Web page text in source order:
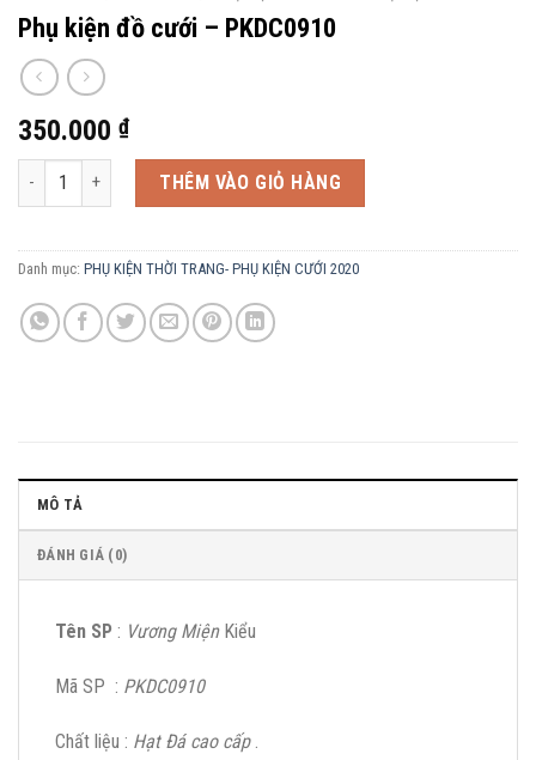
Phụ kiện đồ cưới – PKDC0910
350.000 ₫
Phụ kiện đồ cưới - PKDC0910 số lượng
THÊM VÀO GIỎ HÀNG
Danh mục: PHỤ KIỆN THỜI TRANG- PHỤ KIỆN CƯỚI 2020
MÔ TẢ
ĐÁNH GIÁ (0)
Tên SP : Vương MiệnKiểu
Mã SP : PKDC0910
Chất liệu : Hạt Đá cao cấp.